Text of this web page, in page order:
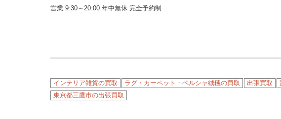
営業 9:30～20:00 年中無休 完全予約制
インテリア雑貨の買取 ラグ・カーペット・ペルシャ絨毯の買取 出張買取
東京都三鷹市の出張買取